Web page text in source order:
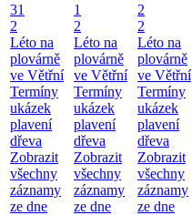
31
2
Léto na
plovárně
ve Větřní
Termíny
ukázek
plavení
dřeva
Zobrazit
všechny
záznamy
ze dne
1
2
Léto na
plovárně
ve Větřní
Termíny
ukázek
plavení
dřeva
Zobrazit
všechny
záznamy
ze dne
2
2
Léto na
plovárně
ve Větřní
Termíny
ukázek
plavení
dřeva
Zobrazit
všechny
záznamy
ze dne